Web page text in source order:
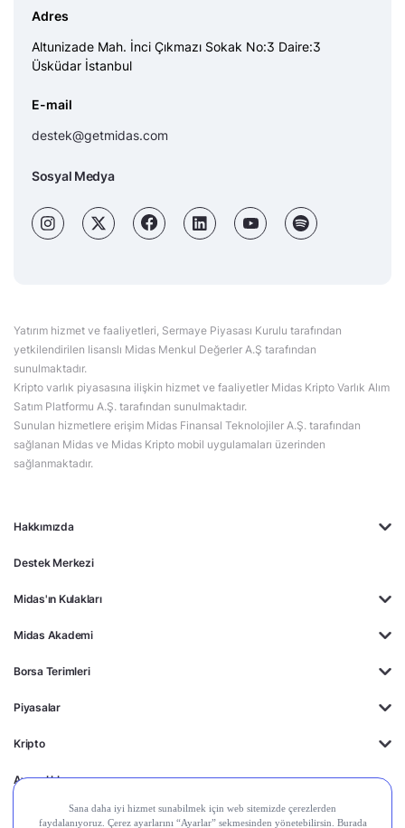
Hakkımızda
Destek Merkezi
Midas'ın Kulakları
Midas Akademi
Borsa Terimleri
Piyasalar
Kripto
Ayrıcalıklar
Adres
Altunizade Mah. İnci Çıkmazı Sokak No:3 Daire:3
Üsküdar İstanbul
E-mail
destek@getmidas.com
Sosyal Medya
Yatırım hizmet ve faaliyetleri, Sermaye Piyasası Kurulu tarafından
yetkilendirilen lisanslı Midas Menkul Değerler A.Ş tarafından
sunulmaktadır.
Kripto varlık piyasasına ilişkin hizmet ve faaliyetler Midas Kripto Varlık Alım
Satım Platformu A.Ş. tarafından sunulmaktadır.
Sunulan hizmetlere erişim Midas Finansal Teknolojiler A.Ş. tarafından
sağlanan Midas ve Midas Kripto mobil uygulamaları üzerinden
sağlanmaktadır.